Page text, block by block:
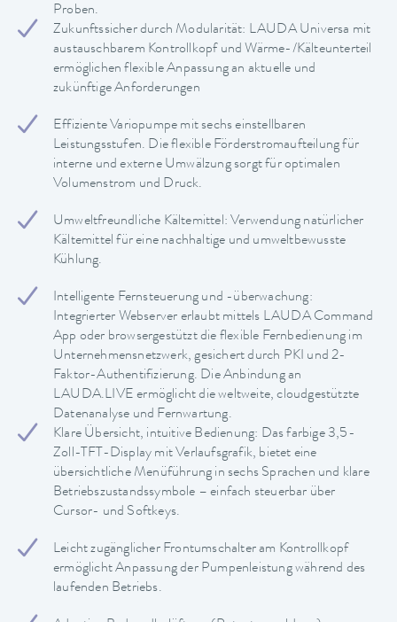
Proben.
Zukunftssicher durch Modularität: LAUDA Universa mit
austauschbarem Kontrollkopf und Wärme-/Kälteunterteil
ermöglichen flexible Anpassung an aktuelle und
zukünftige Anforderungen
Effiziente Variopumpe mit sechs einstellbaren
Leistungsstufen. Die flexible Förderstromaufteilung für
interne und externe Umwälzung sorgt für optimalen
Volumenstrom und Druck.
Umweltfreundliche Kältemittel: Verwendung natürlicher
Kältemittel für eine nachhaltige und umweltbewusste
Kühlung.
Intelligente Fernsteuerung und -überwachung:
Integrierter Webserver erlaubt mittels LAUDA Command
App oder browsergestützt die flexible Fernbedienung im
Unternehmensnetzwerk, gesichert durch PKI und 2-
Faktor-Authentifizierung. Die Anbindung an
LAUDA.LIVE ermöglicht die weltweite, cloudgestützte
Datenanalyse und Fernwartung.
Klare Übersicht, intuitive Bedienung: Das farbige 3,5-
Zoll-TFT-Display mit Verlaufsgrafik, bietet eine
übersichtliche Menüführung in sechs Sprachen und klare
Betriebszustandssymbole – einfach steuerbar über
Cursor- und Softkeys.
Leicht zugänglicher Frontumschalter am Kontrollkopf
ermöglicht Anpassung der Pumpenleistung während des
laufenden Betriebs.